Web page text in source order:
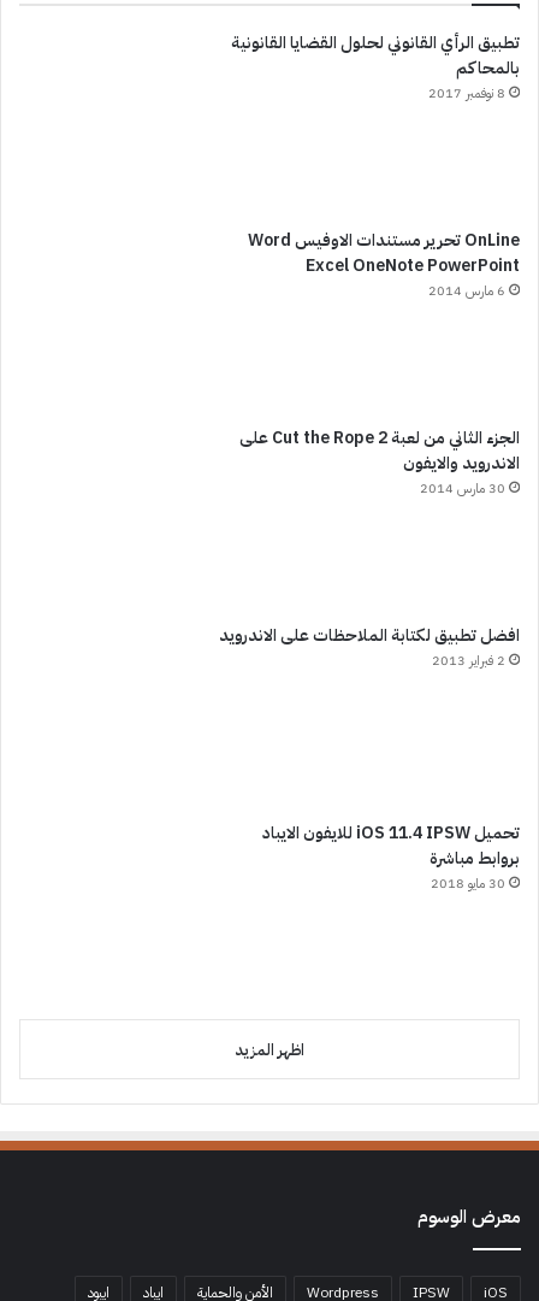
تطبيق الرأي القانوني لحلول القضايا القانونية
بالمحاكم
8 نوفمبر 2017
OnLine تحرير مستندات الاوفيس Word
Excel OneNote PowerPoint
6 مارس 2014
الجزء الثاني من لعبة Cut the Rope 2 على
الاندرويد والايفون
30 مارس 2014
افضل تطبيق لكتابة الملاحظات على الاندرويد
2 فبراير 2013
تحميل iOS 11.4 IPSW للايفون الايباد
بروابط مباشرة
30 مايو 2018
اظهر المزيد
معرض الوسوم
iOS
IPSW
Wordpress الأمن والحماية ايباد ايبود